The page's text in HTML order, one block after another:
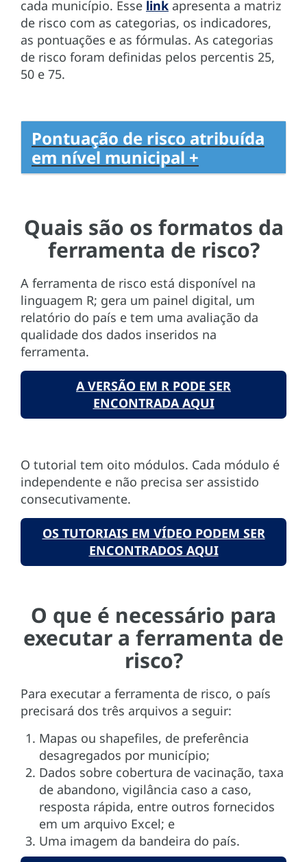
cada município. Esse link apresenta a matriz
de risco com as categorias, os indicadores,
as pontuações e as fórmulas. As categorias
de risco foram definidas pelos percentis 25,
50 e 75.
Pontuação de risco atribuída
em nível municipal +
Quais são os formatos da
ferramenta de risco?
A ferramenta de risco está disponível na
linguagem R; gera um painel digital, um
relatório do país e tem uma avaliação da
qualidade dos dados inseridos na
ferramenta.
A VERSÃO EM R PODE SER
ENCONTRADA AQUI
O tutorial tem oito módulos. Cada módulo é
independente e não precisa ser assistido
consecutivamente.
OS TUTORIAIS EM VÍDEO PODEM SER
ENCONTRADOS AQUI
O que é necessário para
executar a ferramenta de
risco?
Para executar a ferramenta de risco, o país
precisará dos três arquivos a seguir:
Mapas ou shapefiles, de preferência
desagregados por município;
Dados sobre cobertura de vacinação, taxa
de abandono, vigilância caso a caso,
resposta rápida, entre outros fornecidos
em um arquivo Excel; e
Uma imagem da bandeira do país.